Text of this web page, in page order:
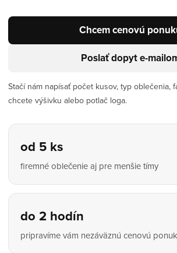
Chcem cenovú
Poslať dopyt e-
Stačí nám napísať počet kusov, typ oblečenia,
chcete výšivku alebo potlač loga.
od 5 ks
firemné oblečenie aj pre menšie tímy
do 2 hodín
pripravíme vám nezáväznú cenovú